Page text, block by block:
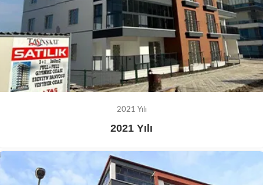
2021 Yılı
2021 Yılı